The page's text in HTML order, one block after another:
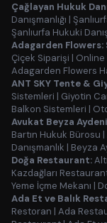
Çağlayan Hukuk
Danışmanlığı |
Şanlıurfa Hukuki
Adagarden Flowers:
Çiçek Siparişi | Online
Adagarden Flowers
ANT SKY Tente &
Sistemleri | Giyotin
Balkon Sistemleri |
Avukat Beyza
Bartın Hukuk Bürosu |
Danışmanlık | Beyza
Doğa Restaurant:
Kazdağları
Yeme İçme Mekanı |
Ada Et ve Balık
Restoran | Ada